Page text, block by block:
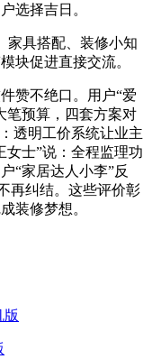
选择吉日。
家具搭配、装修小知
块促进直接交流。
赞不绝口。用户“爱
笔预算，四套方案对
透明工价系统让业主
女士”说：全程监理功
“家居达人小李”反
再纠结。这些评价彰
装修梦想。